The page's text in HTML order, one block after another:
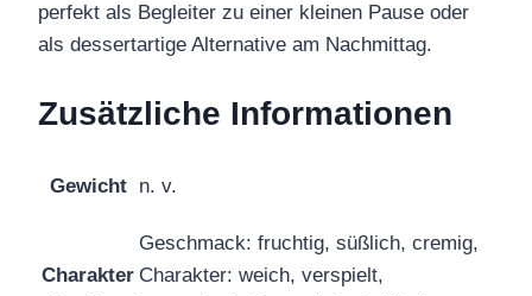
perfekt als Begleiter zu einer kleinen Pause oder
als dessertartige Alternative am Nachmittag.
Zusätzliche Informationen
Gewicht n. v.
Charakter
Geschmack: fruchtig, süßlich, cremig,
Charakter: weich, verspielt,